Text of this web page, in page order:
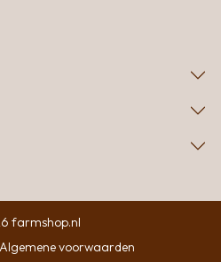
farmshop.nl
Algemene voorwaarden